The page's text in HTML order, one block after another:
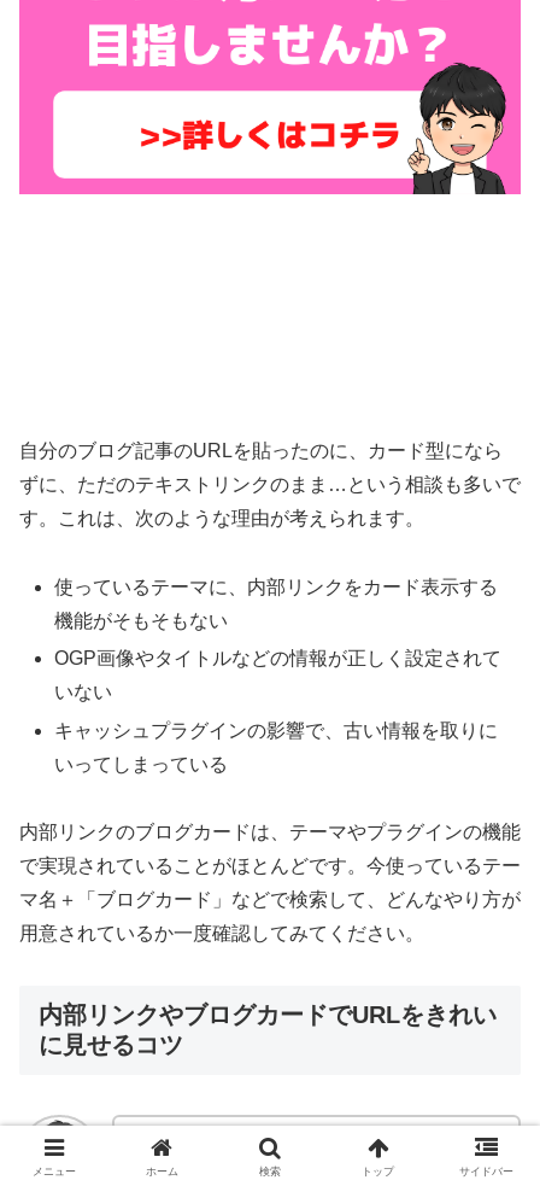
自分のブログ記事のURLを貼ったのに、カード型になら
ずに、ただのテキストリンクのまま…という相談も多いで
す。これは、次のような理由が考えられます。
使っているテーマに、内部リンクをカード表示する
機能がそもそもない
OGP画像やタイトルなどの情報が正しく設定されて
いない
キャッシュプラグインの影響で、古い情報を取りに
いってしまっている
内部リンクのブログカードは、テーマやプラグインの機能
で実現されていることがほとんどです。今使っているテー
マ名＋「ブログカード」などで検索して、どんなやり方が
用意されているか一度確認してみてください。
内部リンクやブログカードでURLをきれい
に見せるコツ
ここからは、「埋め込みできない」状態から
一歩進んで、URLの見せ方を整える話です。
メニュー ホーム 検索 トップ サイドバー